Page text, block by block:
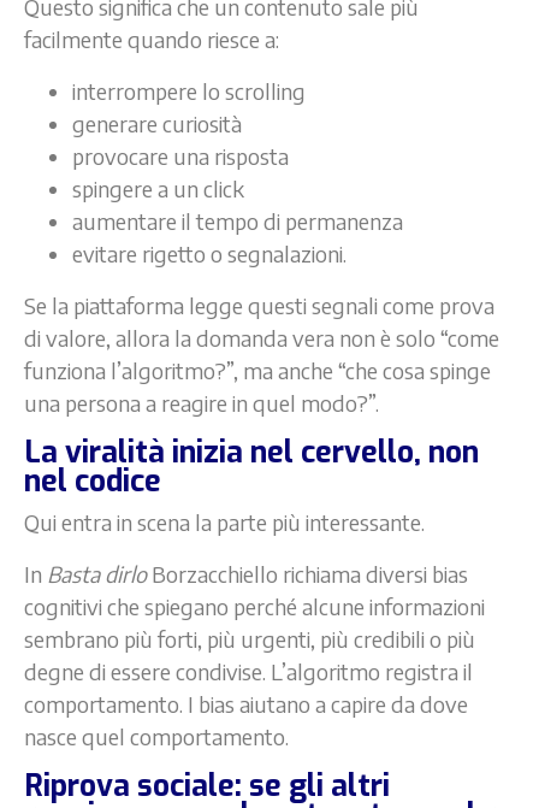
Questo significa che un contenuto sale più
facilmente quando riesce a:
interrompere lo scrolling
generare curiosità
provocare una risposta
spingere a un click
aumentare il tempo di permanenza
evitare rigetto o segnalazioni.
Se la piattaforma legge questi segnali come prova
di valore, allora la domanda vera non è solo “come
funziona l’algoritmo?”, ma anche “che cosa spinge
una persona a reagire in quel modo?”.
La viralità inizia nel cervello, non
nel codice
Qui entra in scena la parte più interessante.
In Basta dirloBorzacchiello richiama diversi bias
cognitivi che spiegano perché alcune informazioni
sembrano più forti, più urgenti, più credibili o più
degne di essere condivise. L’algoritmo registra il
comportamento. I bias aiutano a capire da dove
nasce quel comportamento.
Riprova sociale: se gli altri